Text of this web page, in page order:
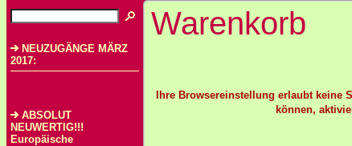
NEUZUGÄNGE MÄRZ
2017:
ABSOLUT
NEUWERTIG!!!
Europäische
Warenkorb
Ihre Browsereinstellung erlaubt keine
können,